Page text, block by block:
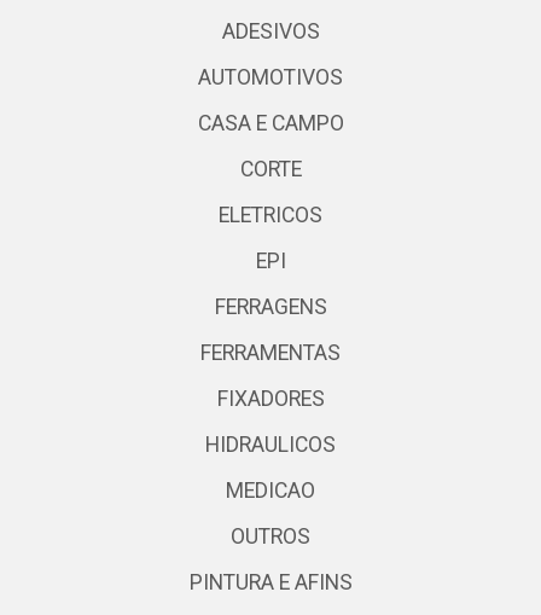
ADESIVOS
AUTOMOTIVOS
CASA E CAMPO
CORTE
ELETRICOS
EPI
FERRAGENS
FERRAMENTAS
FIXADORES
HIDRAULICOS
MEDICAO
OUTROS
PINTURA E AFINS